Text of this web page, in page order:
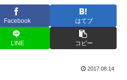
Facebook はてブ
LINE コピー
2017.08.14